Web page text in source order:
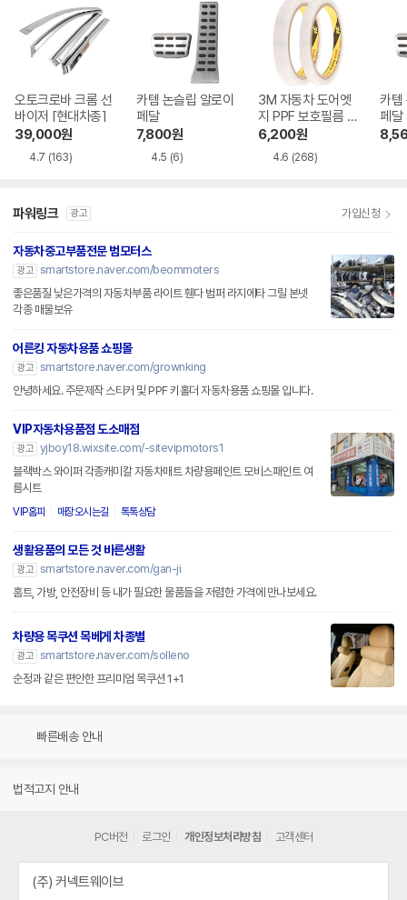
오토크로바 크롬 선
바이저 [현대차종]
39,000원
4.7 (163)
카템 논슬립 알로이
페달
7,800원
4.5 (6)
3M 자동차 도어엣
지 PPF 보호필름 1
5mm X 5M
6,200원
4.6 (268)
카템
페달
미어
파워링크 광고 가입신청
자동차중고부품전문 범모터스
광고 smartstore.naver.com/beommoters
좋은품질 낮은가격의 자동차부품 라이트 휀다 범퍼 라지에타 그릴 본넷
각종 매물보유
어른킹 자동차용품 쇼핑몰
광고 smartstore.naver.com/grownking
안녕하세요. 주문제작 스티커 및 PPF 키홀더 자동차용품 쇼핑몰 입니다.
VIP자동차용품점 도소매점
광고 yjboy18.wixsite.com/-sitevipmotors1
블랙박스 와이퍼 각종캐미칼 자동차매트 차량용페인트 모비스패인트 여
름시트
VIP홈피 매장오시는길 톡톡상담
생활용품의 모든 것 바른생활
광고 smartstore.naver.com/gan-ji
홈트, 가방, 안전장비 등 내가 필요한 물품들을 저렴한 가격에 만나보세요.
차량용 목쿠션 목베게 차종별
광고 smartstore.naver.com/solleno
순정과 같은 편안한 프리미엄 목쿠션 1+1
빠른배송 안내
법적고지 안내
PC버전 로그인 개인정보처리방침 고객센터
(주) 커넥트웨이브